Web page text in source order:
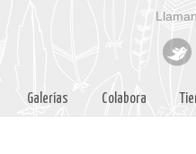
Galerías Colabora